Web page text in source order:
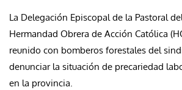
La Delegación Episcopal de la Pastoral
Hermandad Obrera de Acción Católica
reunido con bomberos forestales del
denunciar la situación de precariedad
en la provincia.